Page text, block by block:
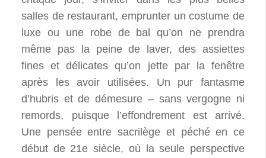
salles de restaurant, emprunter un costume de
luxe ou une robe de bal qu’on ne prendra
même pas la peine de laver, des assiettes
fines et délicates qu’on jette par la fenêtre
après les avoir utilisées. Un pur fantasme
d’hubris et de démesure – sans vergogne ni
remords, puisque l’effondrement est arrivé.
Une pensée entre sacrilège et péché en ce
début de 21e siècle, où la seule perspective